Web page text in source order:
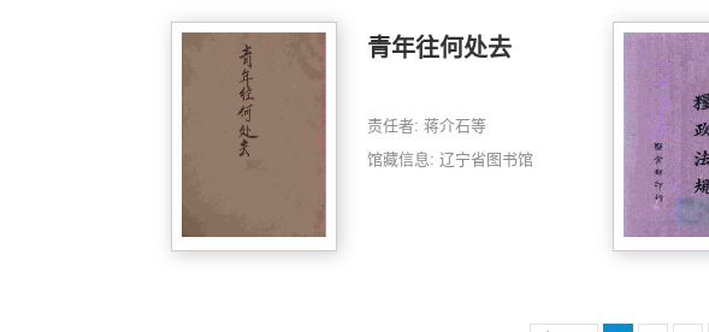
青年往何处去
责任者: 蒋介石等
馆藏信息: 辽宁省图书馆